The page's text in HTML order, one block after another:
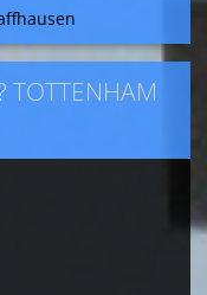
TOTTENHAM